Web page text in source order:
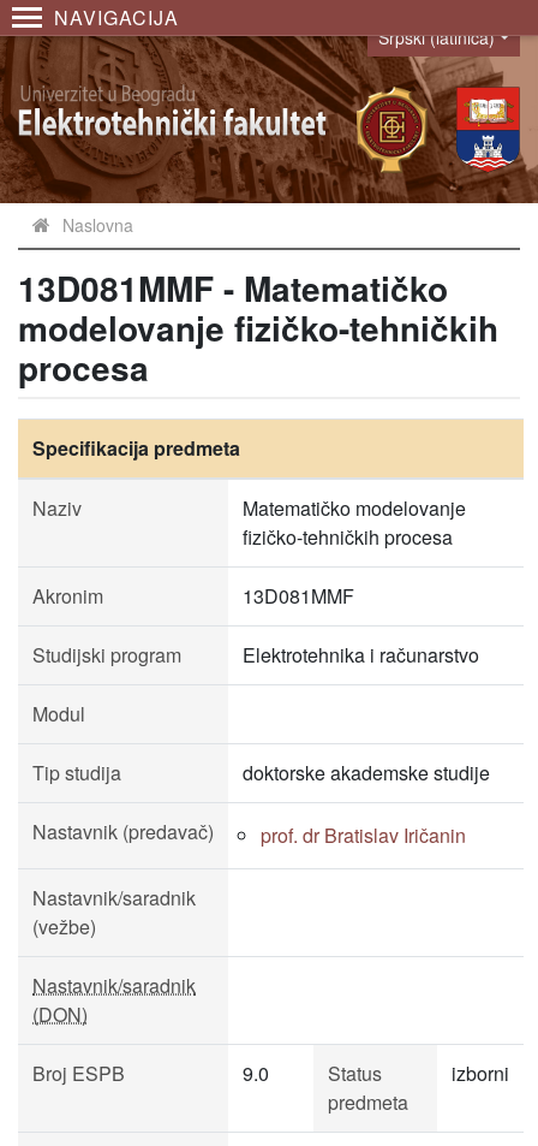
NAVIGACIJA
Language
Srpski (latinica)
Naslovna
13D081MMF - Matematičko
modelovanje fizičko-tehničkih
procesa
Specifikacija predmeta
Naziv
Matematičko modelovanje
fizičko-tehničkih procesa
Akronim 13D081MMF
Studijski program Elektrotehnika i računarstvo
Modul
Tip studija doktorske akademske studije
Nastavnik (predavač) prof. dr Bratislav Iričanin
Nastavnik/saradnik
(vežbe)
Nastavnik/saradnik
(DON)
Broj ESPB 9.0
Status
predmeta
izborni